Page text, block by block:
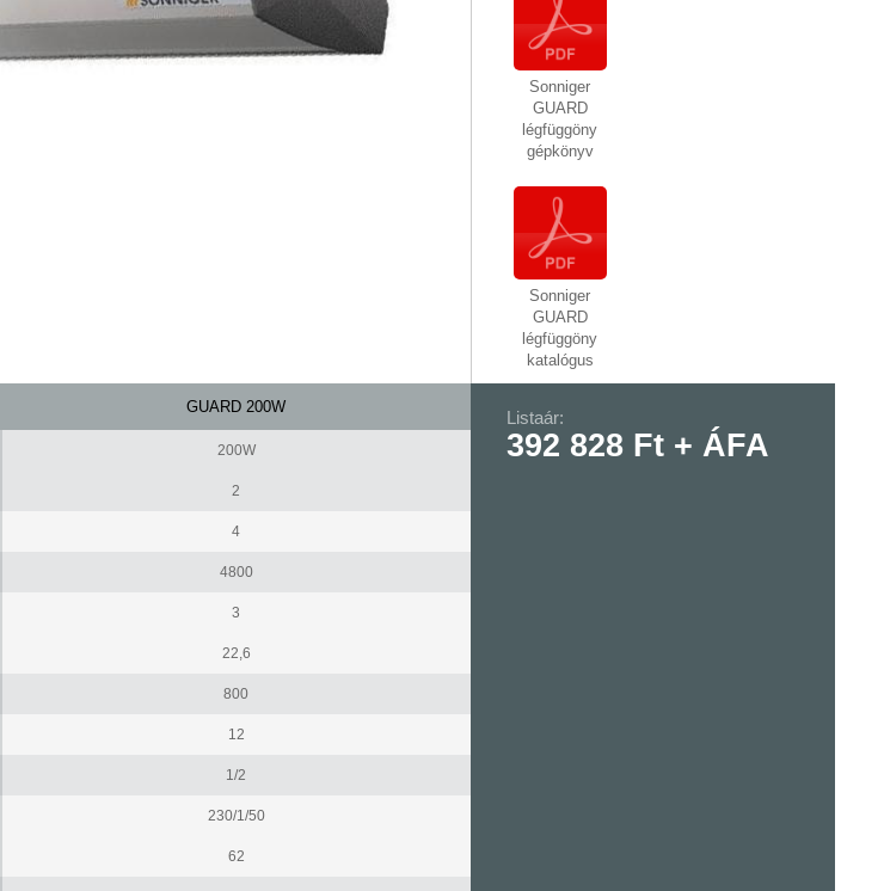
Sonniger
GUARD
légfüggöny
gépkönyv
Sonniger
GUARD
légfüggöny
katalógus
GUARD 200W
200W
2
4
4800
3
22,6
800
12
1/2
230/1/50
62
Listaár:
392 828 Ft + ÁFA